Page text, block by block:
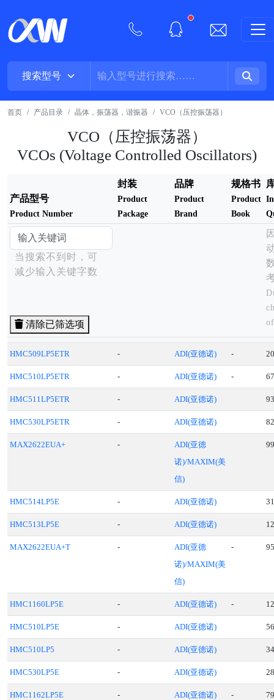
New alerts
首页 产品目录 晶体，振荡器，谐振器 VCO（压控振荡器）
VCO（压控振荡器）
VCOs (Voltage Controlled Oscillators)
产品型号
Product Number
封装
Product
Package
品牌
Product
Brand
规格书
Product
Book
当搜索不到时，可
减少输入关键字数
清除已筛选项
HMC509LP5ETR - ADI(亚德诺) -
HMC510LP5ETR - ADI(亚德诺) - 67
HMC511LP5ETR - ADI(亚德诺)
HMC530LP5ETR - ADI(亚德诺)
MAX2622EUA+ -
ADI(亚德
诺)/MAXIM(美
信)
HMC514LP5E - ADI(亚德诺)
HMC513LP5E - ADI(亚德诺)
MAX2622EUA+T -
ADI(亚德
诺)/MAXIM(美
信)
- 95
HMC1160LP5E - ADI(亚德诺) -
HMC510LP5E - ADI(亚德诺)
HMC510LP5 - ADI(亚德诺)
HMC530LP5E - ADI(亚德诺)
HMC1162LP5E - ADI(亚德诺) -